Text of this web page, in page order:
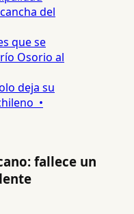
del
que se
Osorio al
deja su
•
fallece un